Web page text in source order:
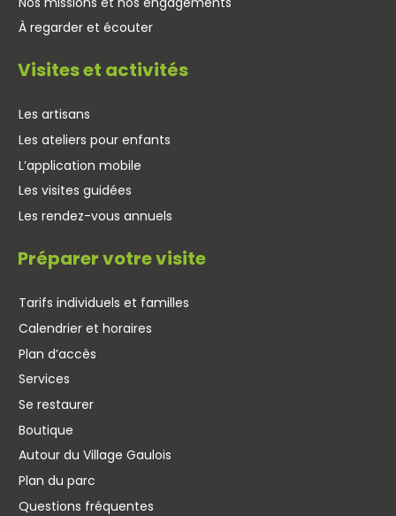
À regarder et écouter
Visites et activités
Les artisans
Les ateliers pour enfants
L’application mobile
Les visites guidées
Les rendez-vous annuels
Préparer votre visite
Tarifs individuels et familles
Calendrier et horaires
Plan d’accès
Services
Se restaurer
Boutique
Autour du Village Gaulois
Plan du parc
Questions fréquentes